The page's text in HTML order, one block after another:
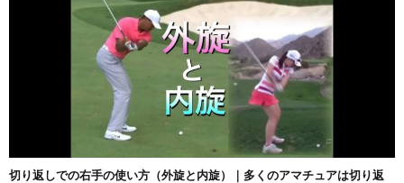
切り返しでの右手の使い方（外旋と内旋）｜多くのアマチュアは切り返